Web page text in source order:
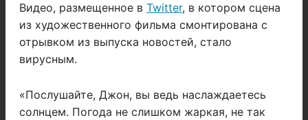
Видео, размещенное в Twitter, в котором сцена
из художественного фильма смонтирована с
отрывком из выпуска новостей, стало
вирусным.
«Послушайте, Джон, вы ведь наслаждаетесь
солнцем. Погода не слишком жаркая, не так